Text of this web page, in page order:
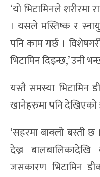
‘यो भिटामिनले शरीरमा
। यसले मस्तिष्क र
पनि काम गर्छ ।
भिटामिन दिइन्छ,’ उनी
यस्तै समस्या भिटामिन
खानेहरुमा पनि देखिएको
‘सहरमा बाक्लो बस्ती छ
देख्न
जसकारण भिटामिन